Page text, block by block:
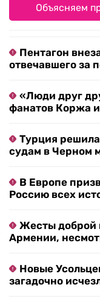
Объясняем
Пентагон
отвечавшего за
«Люди друг
фанатов Коржа
Турция
судам в Черном
В Европе
Россию всех
Жесты доброй
Армении,
Новые
загадочно